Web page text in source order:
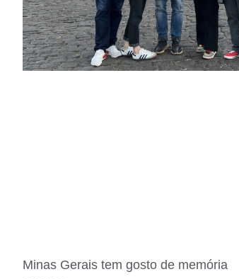
Minas Gerais tem gosto de memória